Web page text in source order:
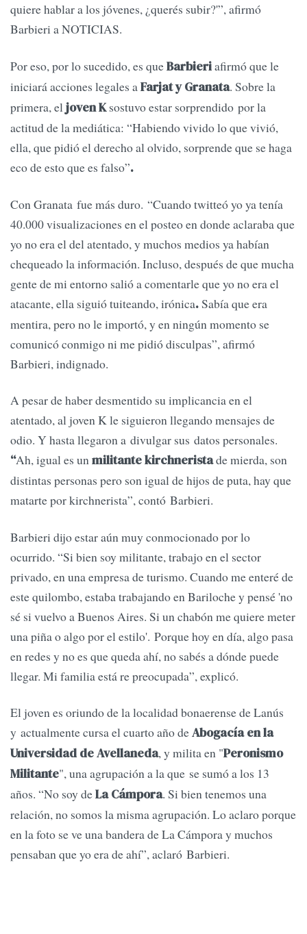
quiere hablar a los jóvenes, ¿querés subir?'”, afirmó
Barbieri a NOTICIAS.
Por eso, por lo sucedido, es queBarbieriafirmó que le
iniciará acciones legales aFarjat y Granata. Sobre la
primera, eljoven Ksostuvo estar sorprendido por la
actitud de la mediática: “Habiendo vivido lo que vivió,
ella, que pidió el derecho al olvido, sorprende que se haga
eco de esto que es falso”.
Con Granata fue más duro. “Cuando twitteó yo ya tenía
40.000 visualizaciones en el posteo en donde aclaraba que
yo no era el del atentado, y muchos medios ya habían
chequeado la información. Incluso, después de que mucha
gente de mi entorno salió a comentarle que yo no era el
atacante, ella siguió tuiteando, irónica.Sabía que era
mentira, pero no le importó, y en ningún momento se
comunicó conmigo ni me pidió disculpas”, afirmó
Barbieri, indignado.
A pesar de haber desmentido su implicancia en el
atentado, al joven K le siguieron llegando mensajes de
odio. Y hasta llegaron a divulgar sus datos personales.
“Ah, igual es unmilitante kirchneristade mierda, son
distintas personas pero son igual de hijos de puta, hay que
matarte por kirchnerista”, contó Barbieri.
Barbieri dijo estar aún muy conmocionado por lo
ocurrido. “Si bien soy militante, trabajo en el sector
privado, en una empresa de turismo. Cuando me enteré de
este quilombo, estaba trabajando en Bariloche y pensé 'no
sé si vuelvo a Buenos Aires. Si un chabón me quiere meter
una piña o algo por el estilo'. Porque hoy en día, algo pasa
en redes y no es que queda ahí, no sabés a dónde puede
llegar. Mi familia está re preocupada”, explicó.
El joven es oriundo de la localidad bonaerense de Lanús
y actualmente cursa el cuarto año deAbogacía en la
Universidad de Avellaneda, y milita en "Peronismo
Militante", una agrupación a la que se sumó a los 13
años. “No soy deLa Cámpora. Si bien tenemos una
relación, no somos la misma agrupación. Lo aclaro porque
en la foto se ve una bandera de La Cámpora y muchos
pensaban que yo era de ahí”, aclaró Barbieri.